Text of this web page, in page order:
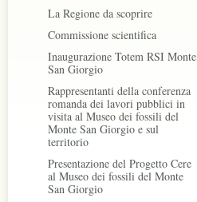
La Regione da scoprire
Commissione scientifica
Inaugurazione Totem RSI Monte
San Giorgio
Rappresentanti della conferenza
romanda dei lavori pubblici in
visita al Museo dei fossili del
Monte San Giorgio e sul
territorio
Presentazione del Progetto Cere
al Museo dei fossili del Monte
San Giorgio